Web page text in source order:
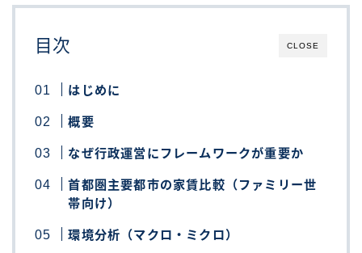
CLOSE
目次
はじめに
概要
なぜ行政運営にフレームワークが重要か
首都圏主要都市の家賃比較（ファミリー世
帯向け）
環境分析（マクロ・ミクロ）